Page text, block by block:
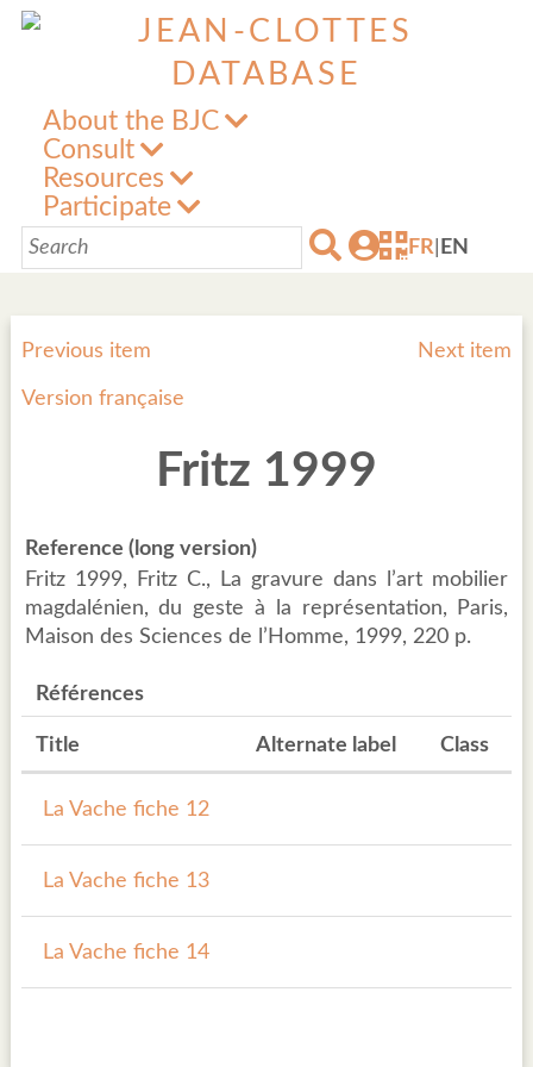
About the BJC
Consult
Resources
Participate
FR EN
Previous item Next item
Version française
Fritz 1999
Reference (long version)
Fritz 1999, Fritz C., La gravure dans l’art mobilier
magdalénien, du geste à la représentation, Paris,
Maison des Sciences de l’Homme, 1999, 220 p.
Références
Title Alternate label Class
La Vache fiche 12
La Vache fiche 13
La Vache fiche 14